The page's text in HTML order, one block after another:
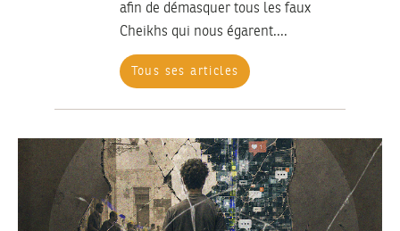
afin de démasquer tous les faux
Cheikhs qui nous égarent....
Tous ses articles